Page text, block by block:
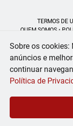
TERMOS DE
QUEM SOMOS•
Rua do Rosário -
© 2024-2026 - Todos
Sobre os
anúncios e
continuar
Política de